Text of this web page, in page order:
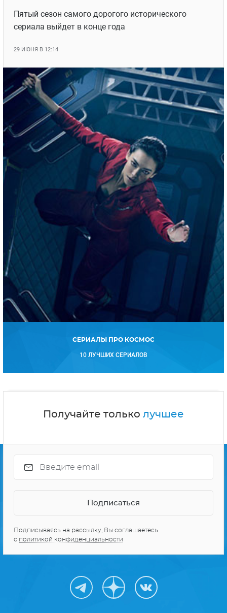
Пятый сезон самого дорогого исторического
сериала выйдет в конце года
29 ИЮНЯ В 12:14
СЕРИАЛЫ ПРО КОСМОС
10 ЛУЧШИХ СЕРИАЛОВ
Получайте только лучшее
Подписываясь на рассылку, Вы соглашаетесь
с политикой конфиденциальности